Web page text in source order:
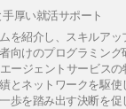
厚い就活サポート
を紹介し、スキルアッ
向けのプログラミング
ージェントサービス
とネットワークを駆
歩を踏み出す決断を促